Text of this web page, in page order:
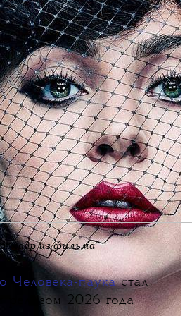
кадр из фильма
Человека-паукастал
2026 года